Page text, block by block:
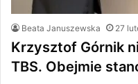
Beata Januszewska 27
Krzysztof Górnik
TBS. Obejmie